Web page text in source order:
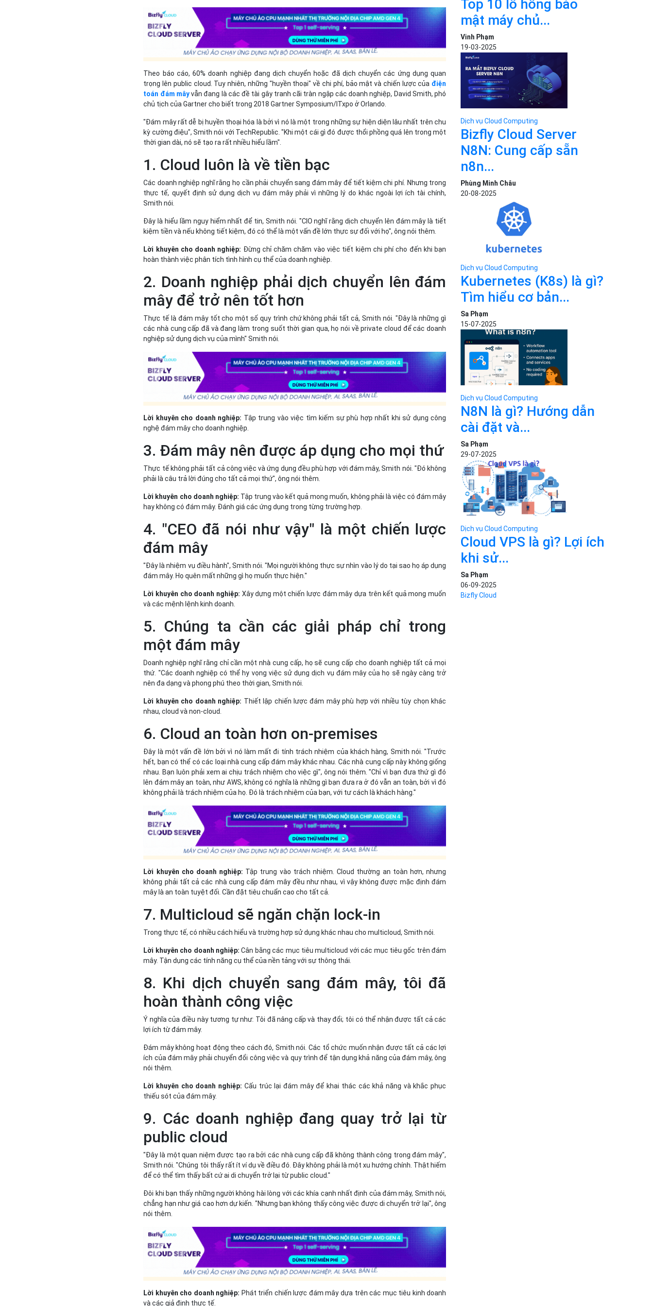
Theo báo cáo, 60% doanh nghiệp đang dịch chuyển hoặc đã dịch chuyển các ứng dụng quan
trọng lên public cloud. Tuy nhiên, những "huyền thoại" về chi phí, bảo mật và chiến lược của điện
toán đám mâyvẫn đang là các đề tài gây tranh cãi tràn ngập các doanh nghiệp, David Smith, phó
chủ tịch của Gartner cho biết trong 2018 Gartner Symposium/ITxpo ở Orlando.
"Đám mây rất dễ bị huyền thoại hóa là bởi vì nó là một trong những sự hiện diện lâu nhất trên chu
kỳ cường điệu", Smith nói với TechRepublic. "Khi một cái gì đó được thổi phồng quá lên trong một
thời gian dài, nó sẽ tạo ra rất nhiều hiểu lầm".
1. Cloud luôn là về tiền bạc
Các doanh nghiệp nghĩ rằng họ cần phải chuyển sang đám mây để tiết kiệm chi phí. Nhưng trong
thực tế, quyết định sử dụng dịch vụ đám mây phải vì những lý do khác ngoài lợi ích tài chính,
Smith nói.
Đây là hiểu lầm nguy hiểm nhất để tin, Smith nói. "CIO nghĩ rằng dịch chuyển lên đám mây là tiết
kiệm tiền và nếu không tiết kiệm, đó có thể là một vấn đề lớn thực sự đối với họ", ông nói thêm.
Lời khuyên cho doanh nghiệp: Đừng chỉ chăm chăm vào việc tiết kiệm chi phí cho đến khi bạn
hoàn thành việc phân tích tình hình cụ thể của doanh nghiệp.
2. Doanh nghiệp phải dịch chuyển lên đám
mây để trở nên tốt hơn
Thực tế là đám mây tốt cho một số quy trình chứ không phải tất cả, Smith nói. "Đây là những gì
các nhà cung cấp đã và đang làm trong suốt thời gian qua, họ nói về private cloud để các doanh
nghiệp sử dụng dịch vụ của mình" Smith nói.
Lời khuyên cho doanh nghiệp: Tập trung vào việc tìm kiếm sự phù hợp nhất khi sử dụng công
nghệ đám mây cho doanh nghiệp.
3. Đám mây nên được áp dụng cho mọi thứ
Thực tế không phải tất cả công việc và ứng dụng đều phù hợp với đám mây, Smith nói. "Đó không
phải là câu trả lời đúng cho tất cả mọi thứ", ông nói thêm.
Lời khuyên cho doanh nghiệp: Tập trung vào kết quả mong muốn, không phải là việc có đám mây
hay không có đám mây. Đánh giá các ứng dụng trong từng trường hợp.
4. "CEO đã nói như vậy" là một chiến lược
đám mây
"Đây là nhiệm vụ điều hành", Smith nói. "Mọi người không thực sự nhìn vào lý do tại sao họ áp dụng
đám mây. Họ quên mất những gì họ muốn thực hiện."
Lời khuyên cho doanh nghiệp: Xây dựng một chiến lược đám mây dựa trên kết quả mong muốn
và các mệnh lệnh kinh doanh.
5. Chúng ta cần các giải pháp chỉ trong
một đám mây
Doanh nghiệp nghĩ rằng chỉ cần một nhà cung cấp, họ sẽ cung cấp cho doanh nghiệp tất cả mọi
thứ. "Các doanh nghiệp có thể hy vọng việc sử dụng dịch vụ đám mây của họ sẽ ngày càng trở
nên đa dạng và phong phú theo thời gian, Smith nói.
Lời khuyên cho doanh nghiệp: Thiết lập chiến lược đám mây phù hợp với nhiều tùy chọn khác
nhau, cloud và non-cloud.
6. Cloud an toàn hơn on-premises
Đây là một vấn đề lớn bởi vì nó làm mất đi tính trách nhiệm của khách hàng, Smith nói. "Trước
hết, bạn có thể có các loại nhà cung cấp đám mây khác nhau. Các nhà cung cấp này không giống
nhau. Bạn luôn phải xem ai chịu trách nhiệm cho việc gì", ông nói thêm. "Chỉ vì bạn đưa thứ gì đó
lên đám mây an toàn, như AWS, không có nghĩa là những gì bạn đưa ra ở đó vẫn an toàn, bởi vì đó
không phải là trách nhiệm của họ. Đó là trách nhiệm của bạn, với tư cách là khách hàng."
Lời khuyên cho doanh nghiệp: Tập trung vào trách nhiệm. Cloud thường an toàn hơn, nhưng
không phải tất cả các nhà cung cấp đám mây đều như nhau, vì vậy không được mặc định đám
mây là an toàn tuyệt đối. Cần đặt tiêu chuẩn cao cho tất cả.
7. Multicloud sẽ ngăn chặn lock-in
Trong thực tế, có nhiều cách hiểu và trường hợp sử dụng khác nhau cho multicloud, Smith nói.
Lời khuyên cho doanh nghiệp: Cân bằng các mục tiêu multicloud với các mục tiêu gốc trên đám
mây. Tận dụng các tính năng cụ thể của nền tảng với sự thông thái.
8. Khi dịch chuyển sang đám mây, tôi đã
hoàn thành công việc
Ý nghĩa của điều này tương tự như: Tôi đã nâng cấp và thay đổi; tôi có thể nhận được tất cả các
lợi ích từ đám mây.
Đám mây không hoạt động theo cách đó, Smith nói. Các tổ chức muốn nhận được tất cả các lợi
ích của đám mây phải chuyển đổi công việc và quy trình để tận dụng khả năng của đám mây, ông
nói thêm.
Lời khuyên cho doanh nghiệp: Cấu trúc lại đám mây để khai thác các khả năng và khắc phục
thiếu sót của đám mây.
9. Các doanh nghiệp đang quay trở lại từ
public cloud
"Đây là một quan niệm được tạo ra bởi các nhà cung cấp đã không thành công trong đám mây",
Smith nói. "Chúng tôi thấy rất ít ví dụ về điều đó. Đây không phải là một xu hướng chính. Thật hiếm
để có thể tìm thấy bất cứ ai di chuyển trở lại từ public cloud."
Đôi khi bạn thấy những người không hài lòng với các khía cạnh nhất định của đám mây, Smith nói,
chẳng hạn như giá cao hơn dự kiến. "Nhưng bạn không thấy công việc được di chuyển trở lại", ông
nói thêm.
Lời khuyên cho doanh nghiệp: Phát triển chiến lược đám mây dựa trên các mục tiêu kinh doanh
và các giả định thực tế.
Top 10 lỗ hổng bảo
mật máy chủ...
Vinh Phạm
19-03-2025
Dịch vụ Cloud Computing
Bizfly Cloud Server
N8N: Cung cấp sẵn
n8n...
Phùng Minh Châu
20-08-2025
Dịch vụ Cloud Computing
Kubernetes (K8s) là gì?
Tìm hiểu cơ bản...
Sa Phạm
15-07-2025
Dịch vụ Cloud Computing
N8N là gì? Hướng dẫn
cài đặt và...
Sa Phạm
29-07-2025
Dịch vụ Cloud Computing
Cloud VPS là gì? Lợi ích
khi sử...
Sa Phạm
06-09-2025
Bizfly Cloud